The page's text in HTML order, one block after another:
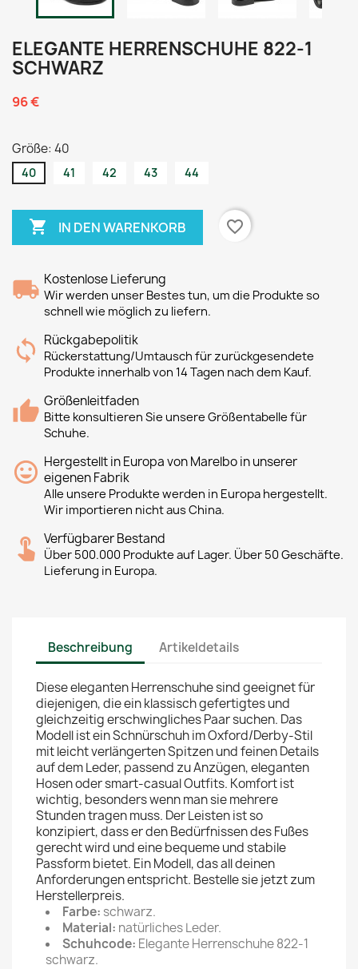
ELEGANTE HERRENSCHUHE 822-1
SCHWARZ
96 €
Größe: 40
40 41 42 43 44
 IN DEN WARENKORB favorite_border
Kostenlose Lieferung
Wir werden unser Bestes tun, um die Produkte so
schnell wie möglich zu liefern.
Rückgabepolitik
Rückerstattung/Umtausch für zurückgesendete
Produkte innerhalb von 14 Tagen nach dem Kauf.
Größenleitfaden
Bitte konsultieren Sie unsere Größentabelle für
Schuhe.
Hergestellt in Europa von Marelbo in unserer
eigenen Fabrik
Alle unsere Produkte werden in Europa hergestellt.
Wir importieren nicht aus China.
Verfügbarer Bestand
Über 500.000 Produkte auf Lager. Über 50 Geschäfte.
Lieferung in Europa.
Beschreibung Artikeldetails
Diese eleganten Herrenschuhe sind geeignet für
diejenigen, die ein klassisch gefertigtes und
gleichzeitig erschwingliches Paar suchen. Das
Modell ist ein Schnürschuh im Oxford/Derby-Stil
mit leicht verlängerten Spitzen und feinen Details
auf dem Leder, passend zu Anzügen, eleganten
Hosen oder smart-casual Outfits. Komfort ist
wichtig, besonders wenn man sie mehrere
Stunden tragen muss. Der Leisten ist so
konzipiert, dass er den Bedürfnissen des Fußes
gerecht wird und eine bequeme und stabile
Passform bietet. Ein Modell, das all deinen
Anforderungen entspricht. Bestelle sie jetzt zum
Herstellerpreis.
Farbe: schwarz.
Material: natürliches Leder.
Schuhcode: Elegante Herrenschuhe 822-1
schwarz.